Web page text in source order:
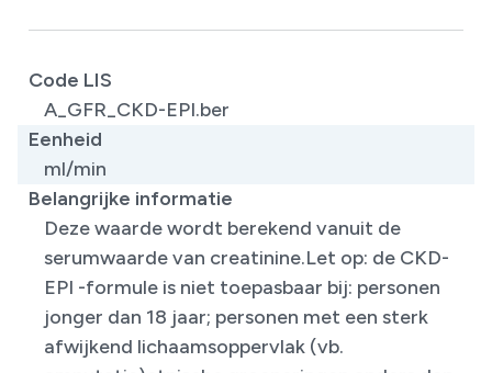
Code LIS
A_GFR_CKD-EPI.ber
Eenheid
ml/min
Belangrijke informatie
Deze waarde wordt berekend vanuit de
serumwaarde van creatinine.​Let op: de CKD-
EPI -formule is niet toepasbaar bij: personen
jonger dan 18 jaar; personen met een sterk
afwijkend lichaamsoppervlak (vb.